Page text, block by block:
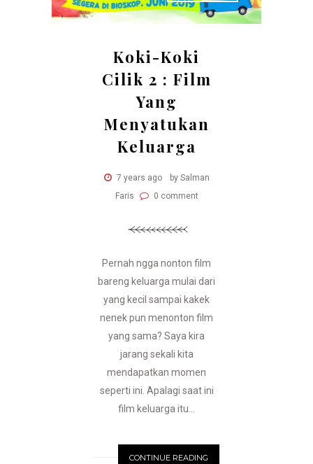
Koki-Koki
Cilik 2 : Film
Yang
Menyatukan
Keluarga
7 years ago
by Salman
Faris
0 comment
Pernah ngga nonton film
bareng keluarga mulai dari
yang kecil sampai kakek
nenek pun menonton film
yang sama? Saya kira
jarang sekali kita
mendapatkan momen
seperti ini. Apalagi saat ini
film keluarga itu...
CONTINUE READING